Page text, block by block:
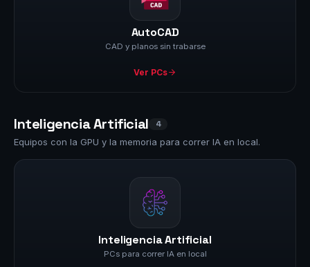
AutoCAD
CAD y planos sin trabarse
Ver PCs
Inteligencia Artificial
4
Equipos con la GPU y la memoria para correr IA en local.
Inteligencia Artificial
PCs para correr IA en local